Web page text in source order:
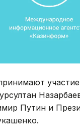
Путин и